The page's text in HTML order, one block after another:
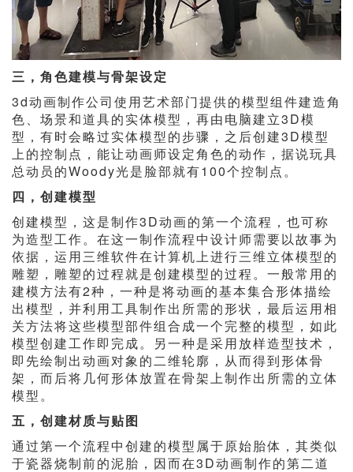
三，角色建模与骨架设定
3d动画制作公司使用艺术部门提供的模型组件建造角
色、场景和道具的实体模型，再由电脑建立3D模
型，有时会略过实体模型的步骤，之后创建3D模型
上的控制点，能让动画师设定角色的动作，据说玩具
总动员的Woody光是脸部就有100个控制点。
四，创建模型
创建模型，这是制作3D动画的第一个流程，也可称
为造型工作。在这一制作流程中设计师需要以故事为
依据，运用三维软件在计算机上进行三维立体模型的
雕塑，雕塑的过程就是创建模型的过程。一般常用的
建模方法有2种，一种是将动画的基本集合形体描绘
出模型，并利用工具制作出所需的形状，最后运用相
关方法将这些模型部件组合成一个完整的模型，如此
模型创建工作即完成。另一种是采用放样造型技术，
即先绘制出动画对象的二维轮廓，从而得到形体骨
架，而后将几何形体放置在骨架上制作出所需的立体
模型。
五，创建材质与贴图
通过第一个流程中创建的模型属于原始胎体，其类似
于瓷器烧制前的泥胎，因而在3D动画制作的第二道